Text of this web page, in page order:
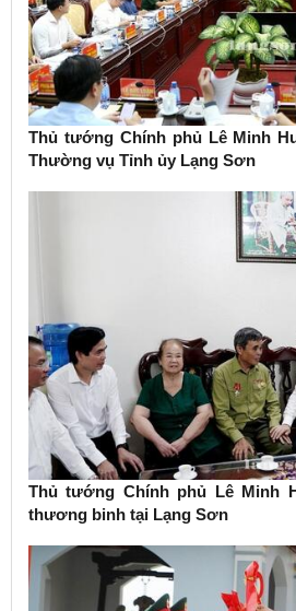
Thủ tướng Chính phủ Lê Minh
Thường vụ Tỉnh ủy Lạng Sơn
Thủ tướng Chính phủ Lê Minh
thương binh tại Lạng Sơn